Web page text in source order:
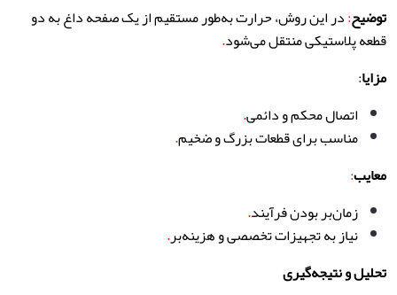
توضیح:در این روش، حرارت به‌طور مستقیم از یک صفحه داغ به دو
قطعه پلاستیکی منتقل می‌شود.
مزایا:
اتصال محکم و دائمی.
مناسب برای قطعات بزرگ و ضخیم.
معایب:
زمان‌بر بودن فرآیند.
نیاز به تجهیزات تخصصی و هزینه‌بر.
تحلیل و نتیجه‌گیری